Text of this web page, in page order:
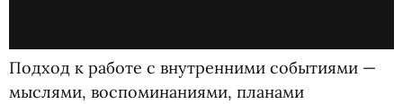
Подход к работе с внутренними событиями —
мыслями, воспоминаниями, планами